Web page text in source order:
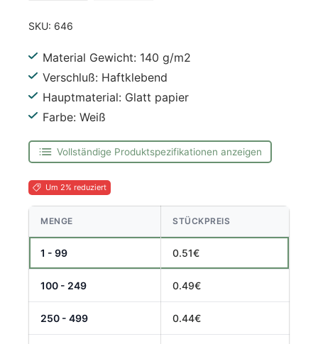
SKU: 646
Material Gewicht: 140 g/m2
Verschluß: Haftklebend
Hauptmaterial: Glatt papier
Farbe: Weiß
Vollständige Produktspezifikationen anzeigen
Um 2% reduziert
MENGE STÜCKPREIS
1 - 99 0.51€
100 - 249 0.49€
250 - 499 0.44€